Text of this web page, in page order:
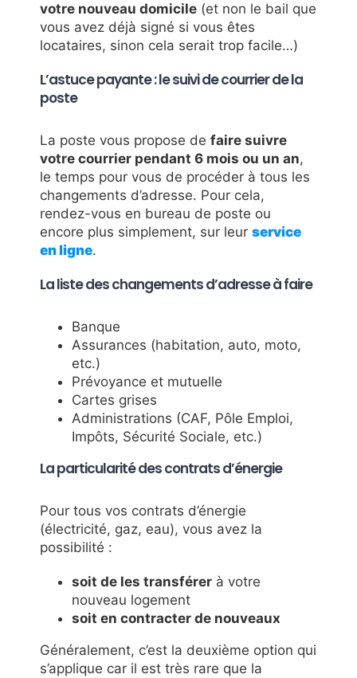
votre nouveau domicile (et non le bail que
vous avez déjà signé si vous êtes
locataires, sinon cela serait trop facile…)
L’astuce payante : le suivi de courrier de la
poste
La poste vous propose de faire suivre
votre courrier pendant 6 mois ou un an,
le temps pour vous de procéder à tous les
changements d’adresse. Pour cela,
rendez-vous en bureau de poste ou
encore plus simplement, sur leur service
en ligne.
La liste des changements d’adresse à faire
Banque
Assurances (habitation, auto, moto,
etc.)
Prévoyance et mutuelle
Cartes grises
Administrations (CAF, Pôle Emploi,
Impôts, Sécurité Sociale, etc.)
La particularité des contrats d’énergie
Pour tous vos contrats d’énergie
(électricité, gaz, eau), vous avez la
possibilité :
soit de les transférer à votre
nouveau logement
soit en contracter de nouveaux
Généralement, c’est la deuxième option qui
s’applique car il est très rare que la